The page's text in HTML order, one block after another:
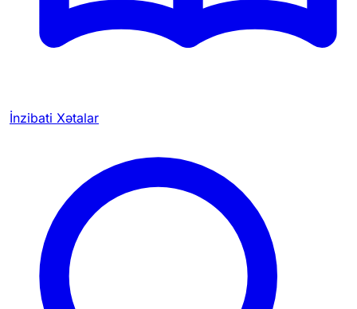
İnzibati Xətalar